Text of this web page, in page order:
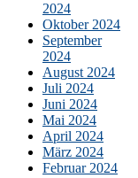
2024
Oktober 2024
September
2024
August 2024
Juli 2024
Juni 2024
Mai 2024
April 2024
März 2024
Februar 2024